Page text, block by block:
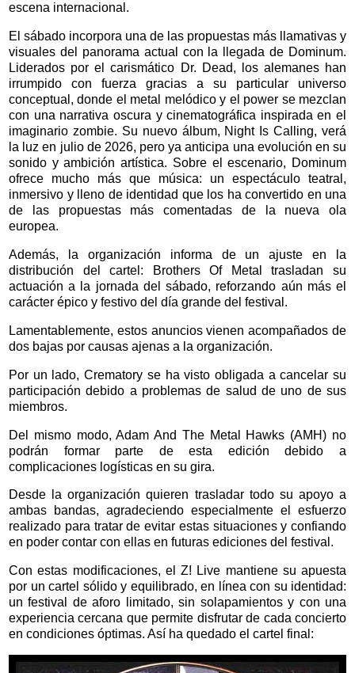
escena internacional.
El sábado incorpora una de las propuestas más llamativas y
visuales del panorama actual con la llegada de Dominum.
Liderados por el carismático Dr. Dead, los alemanes han
irrumpido con fuerza gracias a su particular universo
conceptual, donde el metal melódico y el power se mezclan
con una narrativa oscura y cinematográfica inspirada en el
imaginario zombie. Su nuevo álbum, Night Is Calling, verá
la luz en julio de 2026, pero ya anticipa una evolución en su
sonido y ambición artística. Sobre el escenario, Dominum
ofrece mucho más que música: un espectáculo teatral,
inmersivo y lleno de identidad que los ha convertido en una
de las propuestas más comentadas de la nueva ola
europea.
Además, la organización informa de un ajuste en la
distribución del cartel: Brothers Of Metal trasladan su
actuación a la jornada del sábado, reforzando aún más el
carácter épico y festivo del día grande del festival.
Lamentablemente, estos anuncios vienen acompañados de
dos bajas por causas ajenas a la organización.
Por un lado, Crematory se ha visto obligada a cancelar su
participación debido a problemas de salud de uno de sus
miembros.
Del mismo modo, Adam And The Metal Hawks (AMH) no
podrán formar parte de esta edición debido a
complicaciones logísticas en su gira.
Desde la organización quieren trasladar todo su apoyo a
ambas bandas, agradeciendo especialmente el esfuerzo
realizado para tratar de evitar estas situaciones y confiando
en poder contar con ellas en futuras ediciones del festival.
Con estas modificaciones, el Z! Live mantiene su apuesta
por un cartel sólido y equilibrado, en línea con su identidad:
un festival de aforo limitado, sin solapamientos y con una
experiencia cercana que permite disfrutar de cada concierto
en condiciones óptimas. Así ha quedado el cartel final: